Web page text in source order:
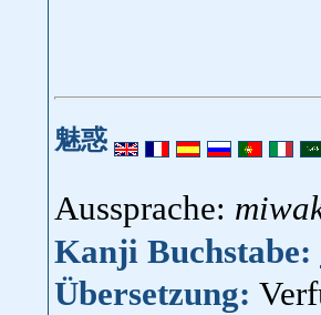
魅惑
Aussprache:
Kanji Buchstabe:
Übersetzung: